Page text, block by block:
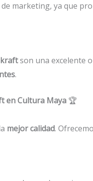
marketing, ya que
son una excelente
.
en Cultura Maya 🏆
mejor calidad.